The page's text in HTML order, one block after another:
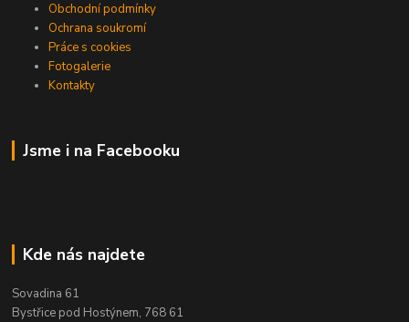
Obchodní podmínky
Ochrana soukromí
Práce s cookies
Fotogalerie
Kontakty
Jsme i na Facebooku
Kde nás najdete
Sovadina 61
Bystřice pod Hostýnem, 768 61